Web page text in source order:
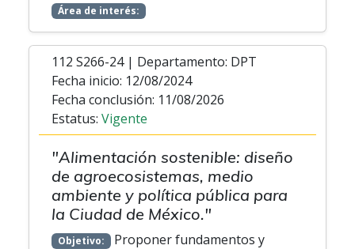
Área de interés:
112 S266-24 | Departamento: DPT
Fecha inicio: 12/08/2024
Fecha conclusión: 11/08/2026
Estatus: Vigente
"Alimentación sostenible: diseño
de agroecosistemas, medio
ambiente y política pública para
la Ciudad de México."
Objetivo: Proponer fundamentos y